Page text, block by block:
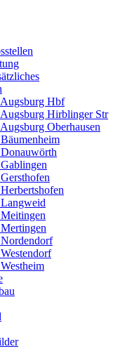
Hbf
Hirblinger Str
Oberhausen